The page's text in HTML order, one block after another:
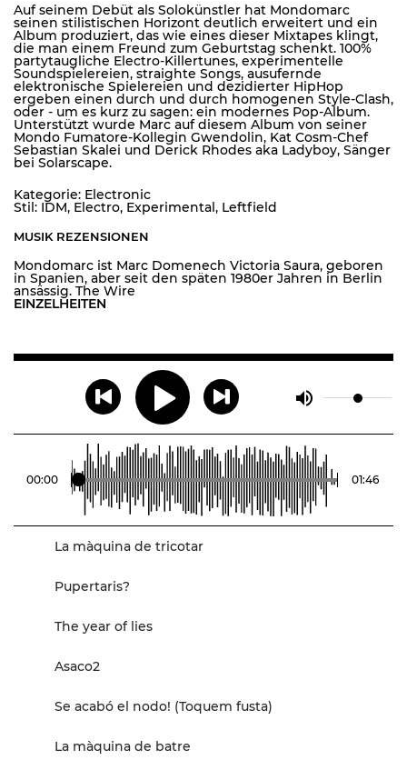
Auf seinem Debüt als Solokünstler hat Mondomarc
seinen stilistischen Horizont deutlich erweitert und ein
Album produziert, das wie eines dieser Mixtapes klingt,
die man einem Freund zum Geburtstag schenkt. 100%
partytaugliche Electro-Killertunes, experimentelle
Soundspielereien, straighte Songs, ausufernde
elektronische Spielereien und dezidierter HipHop
ergeben einen durch und durch homogenen Style-Clash,
oder - um es kurz zu sagen: ein modernes Pop-Album.
Unterstützt wurde Marc auf diesem Album von seiner
Mondo Fumatore-Kollegin Gwendolin, Kat Cosm-Chef
Sebastian Skalei und Derick Rhodes aka Ladyboy, Sänger
bei Solarscape.
Kategorie: Electronic
Stil: IDM, Electro, Experimental, Leftfield
MUSIK REZENSIONEN
Mondomarc ist Marc Domenech Victoria Saura, geboren
in Spanien, aber seit den späten 1980er Jahren in Berlin
ansässig. The Wire
EINZELHEITEN
00:00 01:46
La màquina de tricotar
Pupertaris?
The year of lies
Asaco2
Se acabó el nodo! (Toquem fusta)
La màquina de batre